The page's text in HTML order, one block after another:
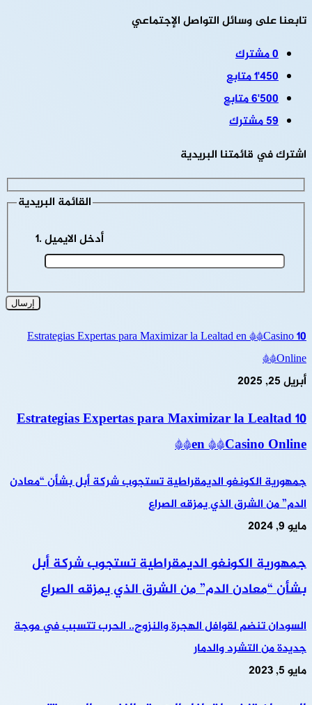
تابعنا على وسائل التواصل الإجتماعي
0مشترك
1٬450متابع
6٬500متابع
59مشترك
اشترك في قائمتنا البريدية
القائمة البريدية
10 Estrategias Expertas para Maximizar la Lealtad en **Casino
Online**
أبريل 25, 2025
10 Estrategias Expertas para Maximizar la Lealtad
en **Casino Online**
جمهورية الكونغو الديمقراطية تستجوب شركة أبل بشأن “معادن
الدم” من الشرق الذي يمزقه الصراع
مايو 9, 2024
جمهورية الكونغو الديمقراطية تستجوب شركة أبل
بشأن “معادن الدم” من الشرق الذي يمزقه الصراع
السودان تنضم لقوافل الهجرة والنزوح.. الحرب تتسبب في موجة
جديدة من التشرد والدمار
مايو 5, 2023